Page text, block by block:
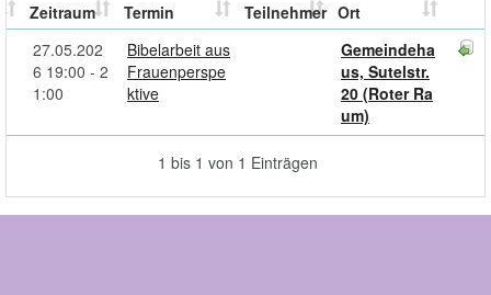
Zeitraum Termin Teilnehmer Ort
27.05.202
6 19:00 - 2
1:00
Bibelarbeit aus
Frauenperspe
ktive
Gemeindeha
us, Sutelstr.
20 (Roter Ra
um)
1 bis 1 von 1 Einträgen